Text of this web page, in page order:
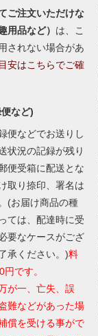
ご注文いただけな
用品など） は、こ
されない場合があ
安はこちらでご確
など)
便などでお送りし
状況の記録が残り
便受箱に配送とな
取り捺印、署名は
(お届け商品の種
ては、配達時に受
要なケースがござ
承ください。)料
です。
が一、亡失、誤
難などがあった場
償を受ける事がで